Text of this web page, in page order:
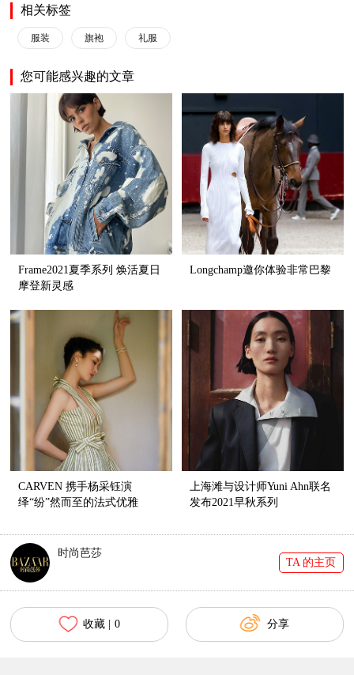
相关标签
服装 旗袍 礼服
您可能感兴趣的文章
Frame2021夏季系列 焕活夏日
摩登新灵感
Longchamp邀你体验非常巴黎
CARVEN 携手杨采钰演
绎“纷”然而至的法式优雅
上海滩与设计师Yuni Ahn联名
发布2021早秋系列
时尚芭莎
TA 的主页
收藏 | 0 分享